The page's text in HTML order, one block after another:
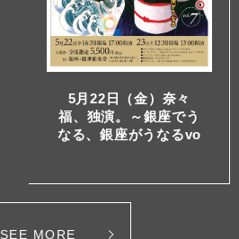
5月22日（金）奈々
福、独演。～銀座でう
なる、銀座がうなるvo
SEE MORE